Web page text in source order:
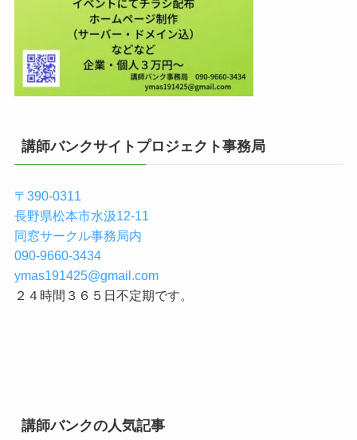
講師バンクサイトプロジェクト事務局
〒390-0311
長野県松本市水汲12-11
同窓サークル事務局内
090-9660-3434
ymas191425@gmail.com
２４時間３６５日不定期です。
講師バンクの人気記事